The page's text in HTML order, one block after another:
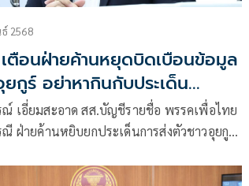
2568
ตือนฝ่ายค้านหยุดบิดเบือนข้อมูล
กูร์ อย่าหากินกับประเด็น
อ่อน
เอี่ยมสะอาด สส.บัญชีรายชื่อ พรรคเพื่อไทย
ณี ฝ่ายค้านหยิบยกประเด็นการส่งตัวชาวอุยกูร์
รวจคนเข้าเมือง (สตม.) กลับประเทศจีน